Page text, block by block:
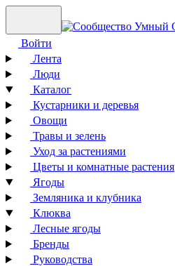
Войти
Лента
Люди
Каталог
Кустарники и деревья
Овощи
Травы и зелень
Уход за растениями
Цветы и комнатные растения
Ягоды
Земляника и клубника
Клюква
Лесные ягоды
Бренды
Руководства